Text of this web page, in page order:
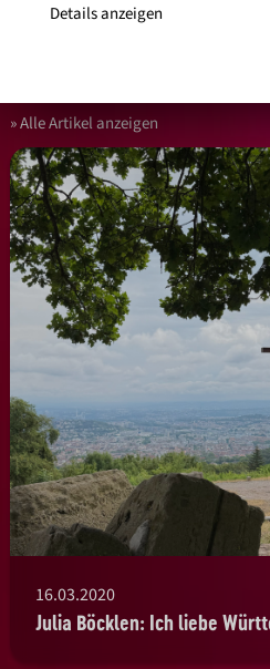
Alle Artikel anzeigen
16.03.2020
Julia Böcklen: Ich liebe
Details anzeigen